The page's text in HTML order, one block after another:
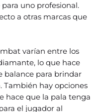
uno profesional.
a otras marcas que
varían entre los
lo que hace
balance para brindar
También hay opciones
hace que la pala tenga
el jugador al